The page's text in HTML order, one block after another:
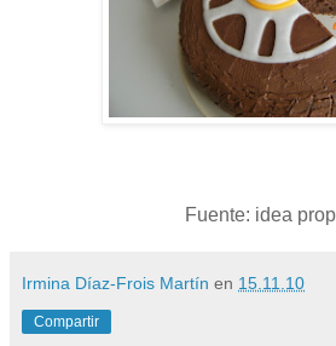
Fuente: idea
Irmina Díaz-Frois Martín en 15.11.10
Compartir